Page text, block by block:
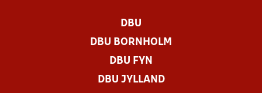
DBU
DBU BORNHOLM
DBU FYN
DBU JYLLAND